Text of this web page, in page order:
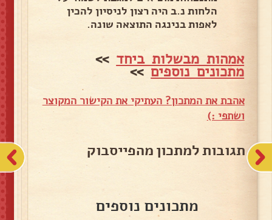
הלחות נ.ב היה רצון לניסיון להכין
לאפות בנינגה התוצאה שונה.
אמהות מבשלות ביחד >>
מתכונים נוספים>>
אהבת את המתכון? העתיקי את הקישור המקוצר
ושתפי :)
תגובות למתכון מהפייסבוק
מתכונים נוספים